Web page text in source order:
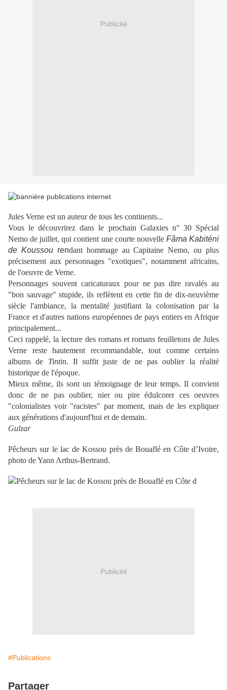
Publicité
Jules Verne est un auteur de tous les continents...
Vous le découvrirez dans le prochain Galaxies n° 30 Spécial
Nemo de juillet, qui contient une courte nouvelle Fâma Kabiténi
de Koussou rendant hommage au Capitaine Nemo, ou plus
précisement aux personnages "exotiques", notamment africains,
de l'oeuvre de Verne.
Personnages souvent caricaturaux pour ne pas dire ravalés au
"bon sauvage" stupide, ils reflètent en cette fin de dix-neuvième
siècle l'ambiance, la mentalité justifiant la colonisation par la
France et d'autres nations européennes de pays entiers en Afrique
principalement...
Ceci rappelé, la lecture des romans et romans feuilletons de Jules
Verne reste hautement recommandable, tout comme certains
albums de Tintin. Il suffit juste de ne pas oublier la réalité
historique de l'époque.
Mieux même, ils sont un témoignage de leur temps. Il convient
donc de ne pas oublier, nier ou pire édulcorer ces oeuvres
"colonialistes voir "racistes" par moment, mais de les expliquer
aux générations d'aujourd'hui et de demain.
Gulzar
Pêcheurs sur le lac de Kossou près de Bouaflé en Côte d’Ivoire,
photo de Yann Arthus-Bertrand.
Publicité
#Publications
Partager